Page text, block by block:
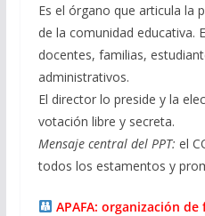
Es el órgano que articula la
de la comunidad educativa.
docentes, familias,
administrativos.
El director lo preside y la
votación libre y secreta.
Mensaje central del PPT: el
todos los estamentos y
APAFA: organización de